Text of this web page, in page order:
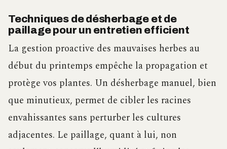
Techniques de désherbage et de
paillage pour un entretien efficient
La gestion proactive des mauvaises herbes au
début du printemps empêche la propagation et
protège vos plantes. Un désherbage manuel, bien
que minutieux, permet de cibler les racines
envahissantes sans perturber les cultures
adjacentes. Le paillage, quant à lui, non